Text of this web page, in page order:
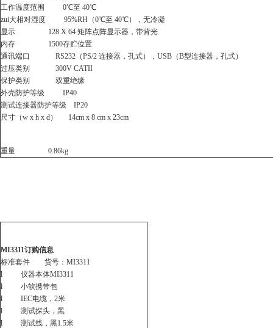
工作温度范围
0℃至 40℃
zui大相对湿度 95%RH （0℃至 40℃），无冷凝
显示 128 X 64 矩阵点阵显示器，带背光
内存 1500存贮位置
通讯端口
RS232 （PS/2 连接器，孔式）， USB （B型连接器，孔式）
过压类别
300V CATII
保护类别
双重绝缘
外壳防护等级 IP40
测试连接器防护等级 IP20
尺寸（w x h x d） 14cm x 8 cm x 23cm
重量 0.86kg
MI3311订购信息
标准套件
货号： MI3311
l 仪器本体MI3311
l 小软携带包
l IEC电缆， 2米
l 测试探头，黑
l 测试线，黑1.5米